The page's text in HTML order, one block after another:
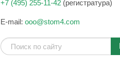
+7 (495) 255-11-42 (регистратура)
E-mail: ooo@stom4.com